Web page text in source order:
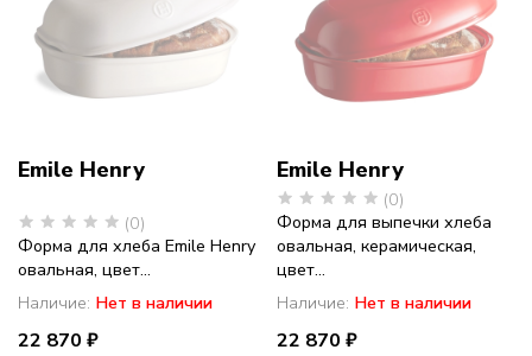
Emile Henry
(0)
Форма для хлеба Emile Henry
овальная, цвет...
Наличие: Нет в наличии
22 870 ₽
Emile Henry
(0)
Форма для выпечки хлеба
овальная, керамическая,
цвет...
Наличие: Нет в наличии
22 870 ₽